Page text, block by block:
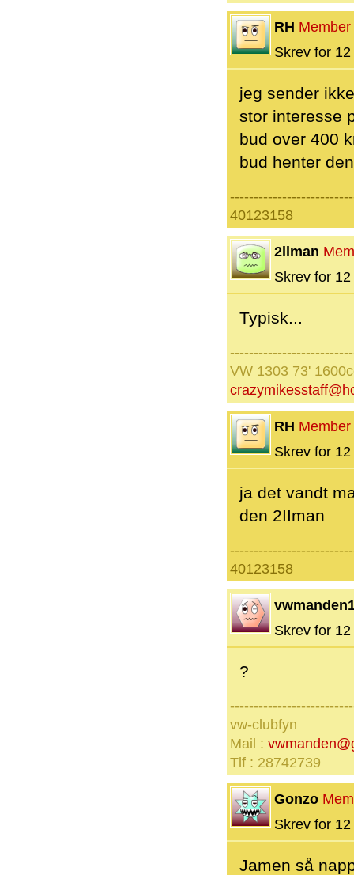
RH Member
Skrev for
jeg sender
stor interesse
bud over 400
bud henter
40123158
2llman
Skrev for
Typisk...
VW 1303 73'
RH Member
Skrev for
ja det vandt
den 2IIman
40123158
Skrev for
?
vw-clubfyn
Mail :
Tlf : 28742739
Gonzo
Skrev for
Jamen så